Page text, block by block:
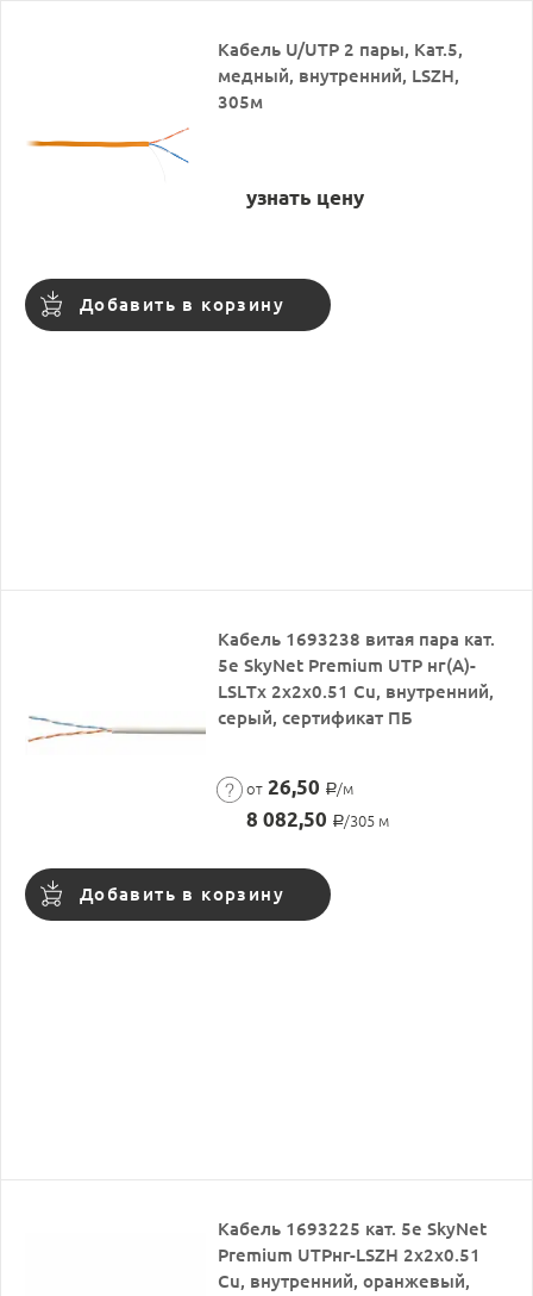
Кабель U/UTP 2 пары, Кат.5,
медный, внутренний, LSZH,
305м
узнать цену
Добавить в корзину
Кабель 1693238 витая пара кат.
5е SkyNet Premium UTP нг(А)-
LSLТx 2х2х0.51 Cu, внутренний,
серый, сертификат ПБ
от 26,50 Р/м
8 082,50 Р/305 м
Добавить в корзину
Кабель 1693225 кат. 5е SkyNet
Premium UTPнг-LSZH 2х2х0.51
Cu, внутренний, оранжевый,